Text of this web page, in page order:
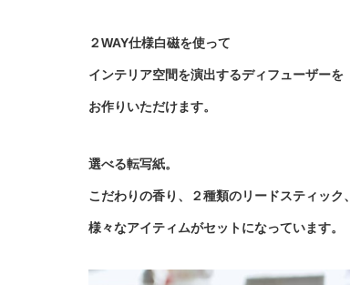
２WAY仕様白磁を使って
インテリア空間を演出するディフューザーを
お作りいただけます。
選べる転写紙。
こだわりの香り、２種類のリードスティック、
様々なアイティムがセットになっています。